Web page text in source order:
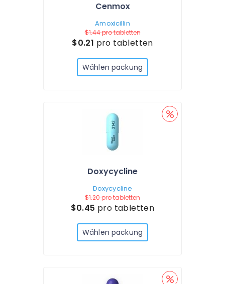
Cenmox
Amoxicillin
$1.44pro tabletten
$0.21 pro tabletten
Wählen packung
Doxycycline
Doxycycline
$1.20pro tabletten
$0.45 pro tabletten
Wählen packung